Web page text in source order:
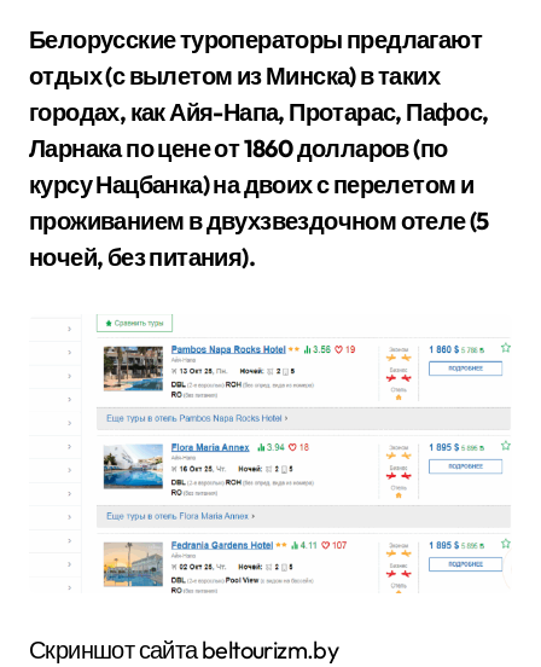
Белорусские туроператоры предлагают
отдых (с вылетом из Минска) в таких
городах, как Айя-Напа, Протарас, Пафос,
Ларнака по цене от 1860 долларов (по
курсу Нацбанка) на двоих с перелетом и
проживанием в двухзвездочном отеле (5
ночей, без питания).
Скриншот сайта beltourizm.by